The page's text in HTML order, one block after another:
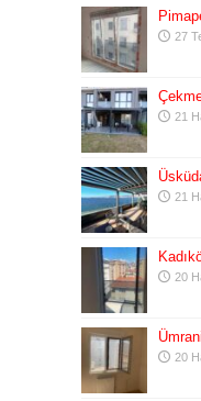
27
21
21
20
20